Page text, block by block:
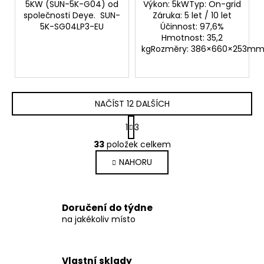
5KW (SUN-5K-G04) od
společnosti Deye. SUN-
5K-SG04LP3-EU
Výkon: 5kWTyp: On-grid
Záruka: 5 let / 10 let
Účinnost: 97,6%
Hmotnost: 35,2
kgRozměry: 386×660×253mm
O
v
l
á
a
c
r
NAČÍST 12 DALŠÍCH
S
t
r
á
n
k
á
n
1 3
33položek celkem
NAHORU
Doručení do týdne
na jakékoliv místo
Vlastní sklady